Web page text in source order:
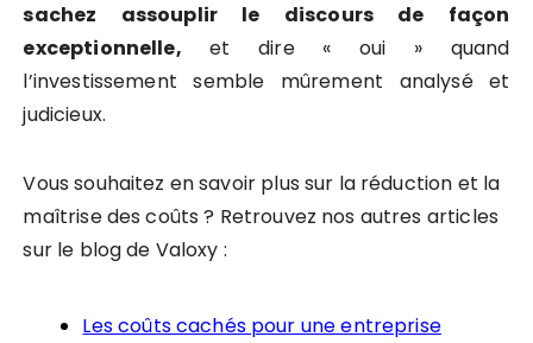
sachez assouplir le discours de façon
exceptionnelle, et dire « oui » quand
l’investissement semble mûrement analysé et
judicieux.
Vous souhaitez en savoir plus sur la réduction et la
maîtrise des coûts ? Retrouvez nos autres articles
sur le blog de Valoxy :
Les coûts cachés pour une entreprise